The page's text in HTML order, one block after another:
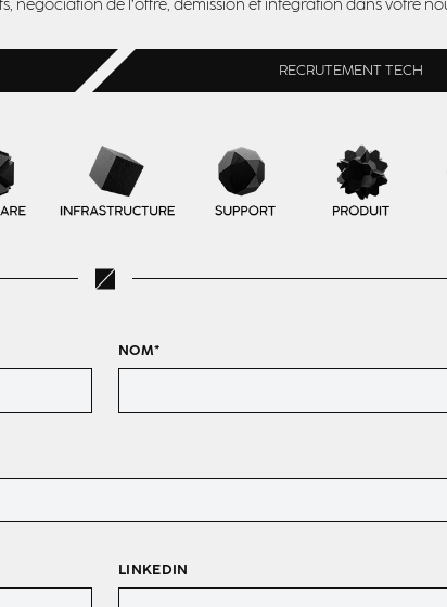
négociation de l’offre, démission et intégration dans votre
RECRUTEMENT TECH
NOM*
LINKEDIN